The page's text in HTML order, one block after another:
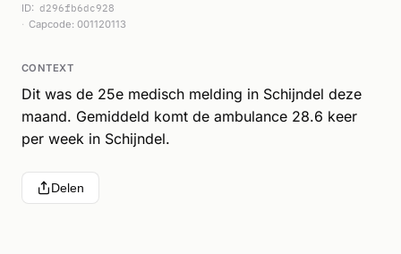
ID: d296fb6dc928
Capcode: 001120113
CONTEXT
Dit was de 25e medisch melding in Schijndel deze
maand. Gemiddeld komt de ambulance 28.6 keer
per week in Schijndel.
Delen